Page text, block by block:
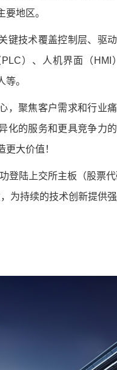
要地区。
键技术覆盖控制层、驱
）、人机界面（HMI
等。
，聚焦客户需求和行业
化的服务和更具竞争力
更大价值！
登陆上交所主板（股票
为持续的技术创新提供强